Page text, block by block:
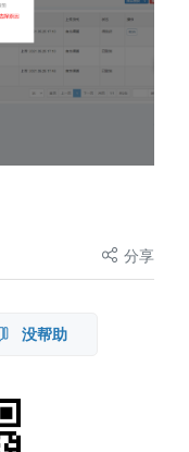
分享
没帮助